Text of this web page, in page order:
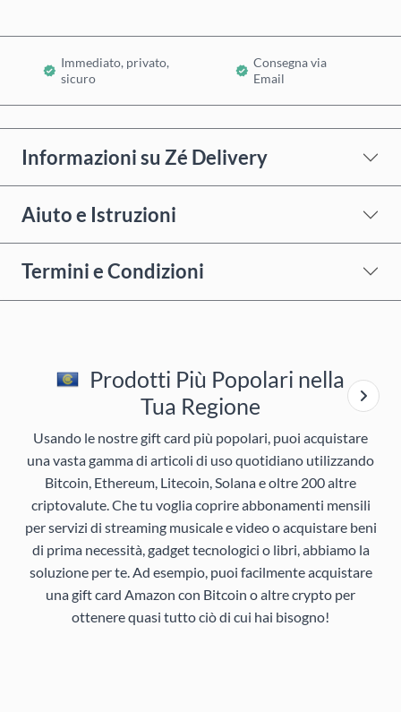
Immediato, privato,
sicuro
Consegna via
Email
Informazioni su Zé Delivery
Aiuto e Istruzioni
Termini e Condizioni
Prodotti Più Popolari nella
Tua Regione
Usando le nostre gift card più popolari, puoi acquistare
una vasta gamma di articoli di uso quotidiano utilizzando
Bitcoin, Ethereum, Litecoin, Solana e oltre 200 altre
criptovalute. Che tu voglia coprire abbonamenti mensili
per servizi di streaming musicale e video o acquistare beni
di prima necessità, gadget tecnologici o libri, abbiamo la
soluzione per te. Ad esempio, puoi facilmente acquistare
una gift card Amazon con Bitcoin o altre crypto per
ottenere quasi tutto ciò di cui hai bisogno!